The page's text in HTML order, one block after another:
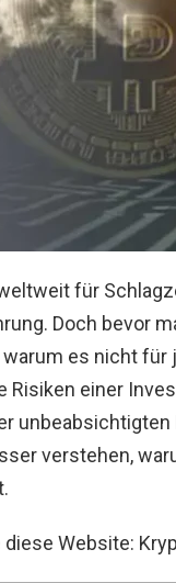
für
Doch bevor
es nicht für
Risiken einer
verstehen,
diese Website: